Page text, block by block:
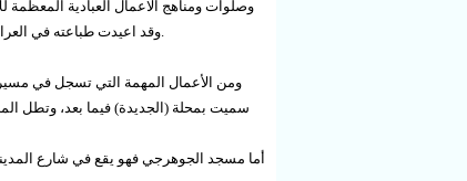
وقد اعيدت طباعته في.
ومن الأعمال المهمة التي تسجل في
سميت بمحلة (الجديدة) فيما بعد، وتطل